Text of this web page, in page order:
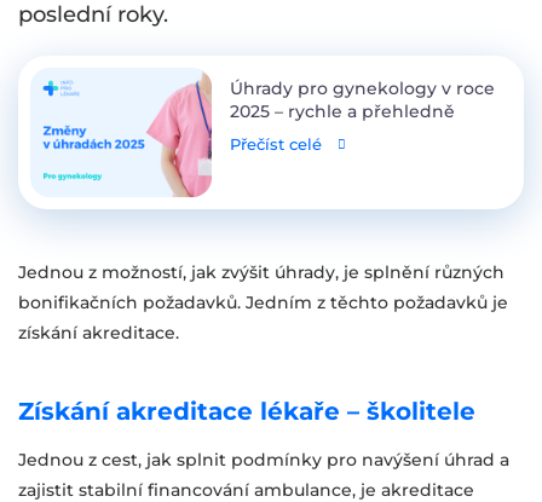
poslední roky.
Úhrady pro gynekology v roce
2025 – rychle a přehledně
Přečíst celé
Jednou z možností, jak zvýšit úhrady, je splnění různých
bonifikačních požadavků. Jedním z těchto požadavků je
získání akreditace.
Získání akreditace lékaře – školitele
Jednou z cest, jak splnit podmínky pro navýšení úhrad a
zajistit stabilní financování ambulance, je akreditace